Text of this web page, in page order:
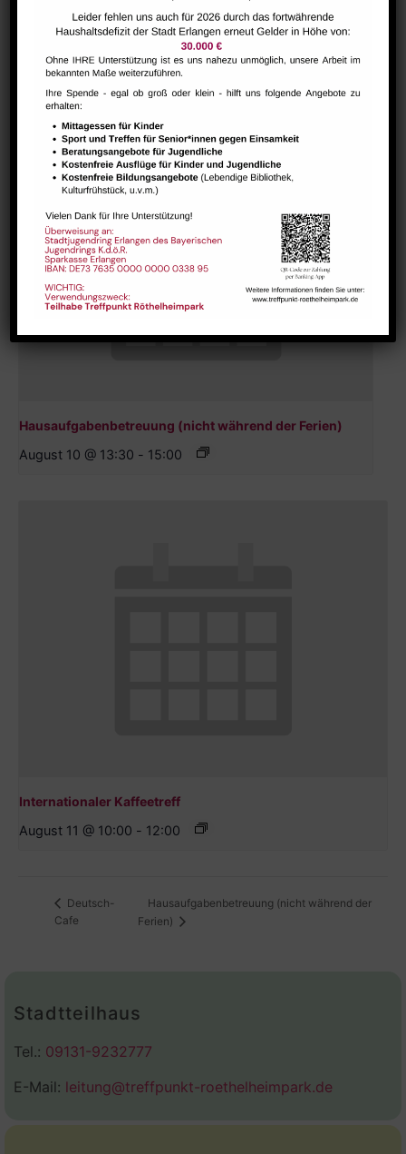
Bharathanatiyam Kindertanzgruppe
August 9 @ 10:00 - 12:00
Hausaufgabenbetreuung (nicht während der Ferien)
August 10 @ 13:30 - 15:00
Internationaler Kaffeetreff
August 11 @ 10:00 - 12:00
Deutsch-
Cafe
Hausaufgabenbetreuung (nicht während der
Ferien)
Stadtteilhaus
Tel.: 09131-9232777
E-Mail: leitung@treffpunkt-roethelheimpark.de